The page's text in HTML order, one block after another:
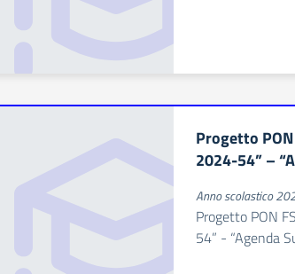
Progetto
2024-54” –
Anno scolastico
Progetto PON
54” - “Agenda